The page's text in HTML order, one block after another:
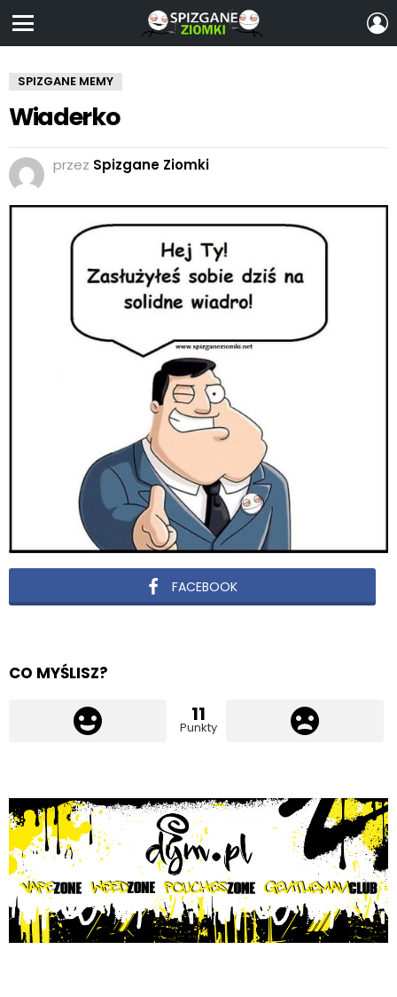
SPIZGANE MEMY
Wiaderko
przez Spizgane Ziomki
FACEBOOK
CO MYŚLISZ?
11
Punkty